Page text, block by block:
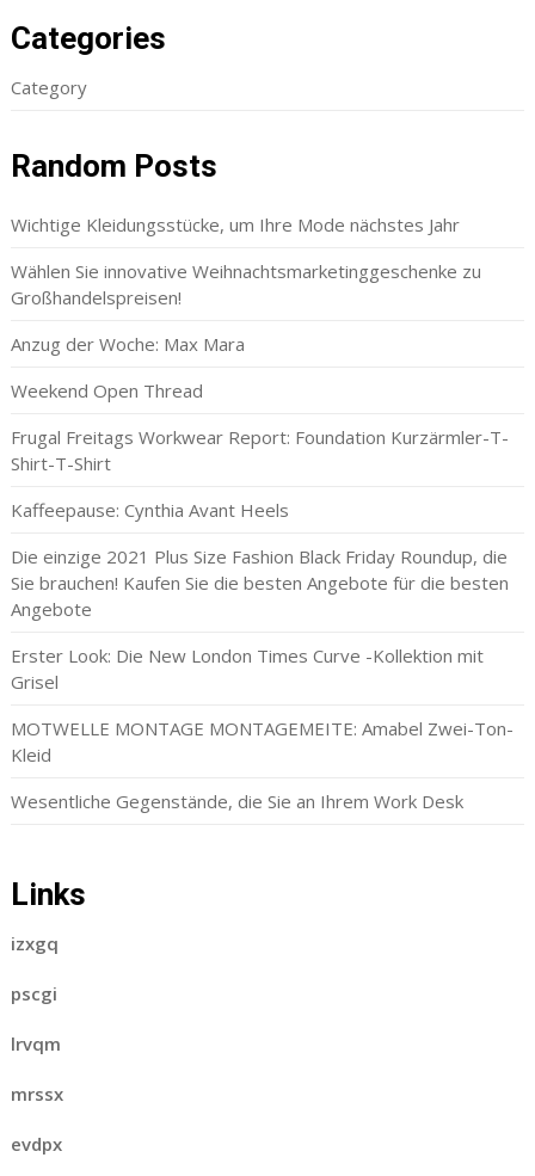
Categories
Category
Random Posts
Wichtige Kleidungsstücke, um Ihre Mode nächstes Jahr
Wählen Sie innovative Weihnachtsmarketinggeschenke zu
Großhandelspreisen!
Anzug der Woche: Max Mara
Weekend Open Thread
Frugal Freitags Workwear Report: Foundation Kurzärmler-T-
Shirt-T-Shirt
Kaffeepause: Cynthia Avant Heels
Die einzige 2021 Plus Size Fashion Black Friday Roundup, die
Sie brauchen! Kaufen Sie die besten Angebote für die besten
Angebote
Erster Look: Die New London Times Curve -Kollektion mit
Grisel
MOTWELLE MONTAGE MONTAGEMEITE: Amabel Zwei-Ton-
Kleid
Wesentliche Gegenstände, die Sie an Ihrem Work Desk
Links
izxgq
pscgi
lrvqm
mrssx
evdpx